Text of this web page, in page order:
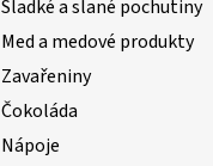
Sladké a slané pochutiny
Med a medové produkty
Zavařeniny
Čokoláda
Nápoje